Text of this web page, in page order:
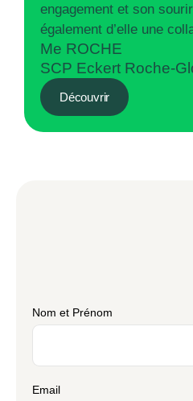
engagement et son
également d’elle une
Me ROCHE
SCP Eckert Roche-
Découvrir
Nom et Prénom
Email